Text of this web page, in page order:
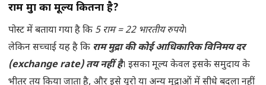
राम मुद्रा का मूल्य कितना है?
पोस्ट में बताया गया है कि 5 राम = 22 भारतीय रुपये।
लेकिन सच्चाई यह है कि राम मुद्रा की कोई आधिकारिक विनिमय दर
(exchange rate) तय नहीं है। इसका मूल्य केवल इसके समुदाय के
भीतर तय किया जाता है, और इसे यूरो या अन्य मुद्राओं में सीधे बदला नहीं